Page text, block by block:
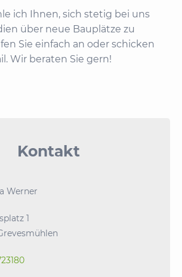
ich Ihnen, sich stetig bei uns
über neue Bauplätze zu
Sie einfach an oder schicken
Wir beraten Sie gern!
Kontakt
Werner
1